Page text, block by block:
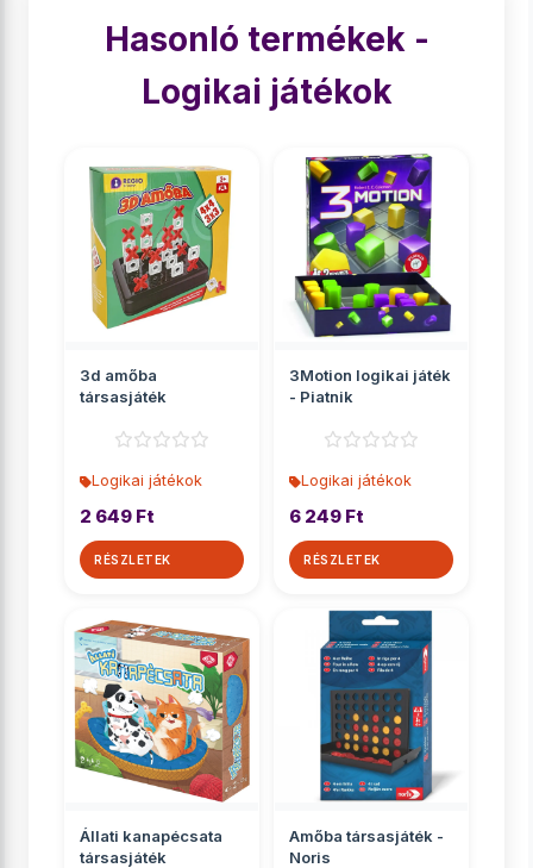
Hasonló termékek -
Logikai játékok
3d amőba
társasjáték
Logikai játékok
2 649 Ft
RÉSZLETEK
3Motion logikai játék
- Piatnik
Logikai játékok
6 249 Ft
RÉSZLETEK
Állati kanapécsata
társasjáték
Amőba társasjáték -
Noris